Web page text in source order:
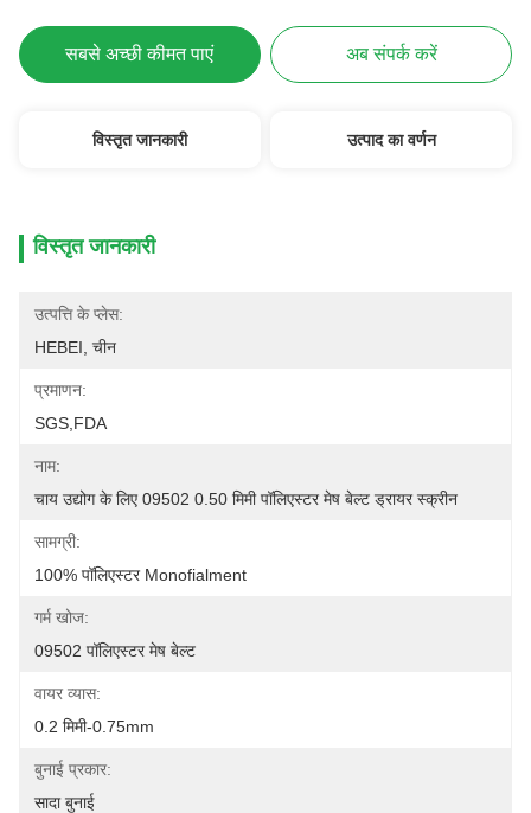
सबसे अच्छी कीमत पाएं अब संपर्क करें
विस्तृत जानकारी उत्पाद का वर्णन
विस्तृत जानकारी
उत्पत्ति के प्लेस:
HEBEI, चीन
प्रमाणन:
SGS,FDA
नाम:
चाय उद्योग के लिए 09502 0.50 मिमी पॉलिएस्टर मेष बेल्ट ड्रायर स्क्रीन
सामग्री:
100% पॉलिएस्टर Monofialment
गर्म खोज:
09502 पॉलिएस्टर मेष बेल्ट
वायर व्यास:
0.2 मिमी-0.75mm
बुनाई प्रकार:
सादा बुनाई